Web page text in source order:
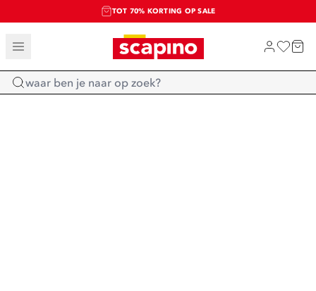
TOT 70% KORTING OP SALE
SALE: LAATSTE KANS!
SHOP NIEUW
Home